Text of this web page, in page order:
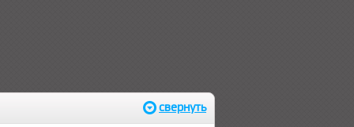
свернуть